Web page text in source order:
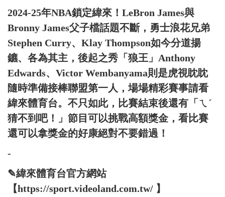
2024-25年NBA鎖定緯來！LeBron James與
Bronny James父子檔話題不斷，勇士浪花兄弟
Stephen Curry、Klay Thompson如今分道揚
鑣、各為其主，後起之秀「狼王」Anthony
Edwards、Victor Wembanyama則是虎視眈眈
隨時準備接棒聯盟第一人，場場精彩賽事請看
緯來體育台。不只如此，比賽結束後還有「ㄟˊ
猜不到吧！」節目可以挑戰高額獎金，看比賽
還可以拿獎金的好康絕對不要錯過！
-
✎緯來體育台官方網站
【https://sport.videoland.com.tw/ 】